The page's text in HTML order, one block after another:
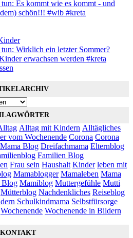
Es kommt wie es kommt - und
schön!!! #wib #kreta
Wirklich ein letzter Sommer?
erwachsen werden #kreta
Alltag mit Kindern Alltägliches
vom Wochenende Corona Corona
Blog Dreifachmama Elternblog
Familien Blog
Frau sein Haushalt Kinder leben mit
Mamablogger Mamaleben Mama
Blog Mamiblog Muttergefühle Mutti
Mütterblog Nachdenkliches Reiseblog
Schulkindmama Selbstfürsorge
Wochenende Wochenende in Bildern
KONTAKT